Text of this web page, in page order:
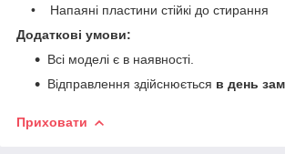
• Напаяні пластини стійкі до стирання
Додаткові умови:
Всі моделі є в наявності.
Відправлення здійснюється в день
Приховати